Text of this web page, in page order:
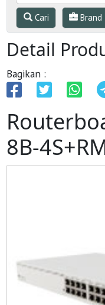
Cari Brand
Detail
Bagikan :
8B-